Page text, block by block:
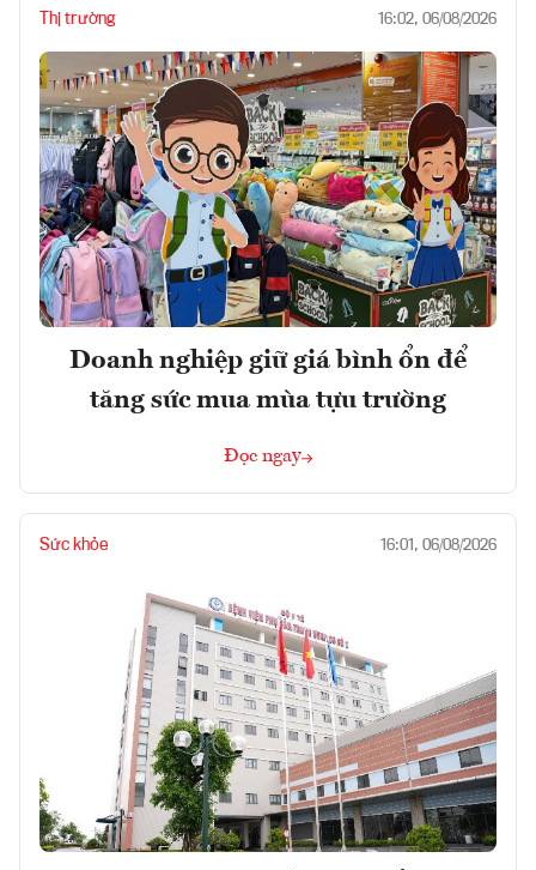
Thị trường 16:02, 06/08/2026
Doanh nghiệp giữ giá bình ổn để
tăng sức mua mùa tựu trường
Đọc ngay
Sức khỏe 16:01, 06/08/2026